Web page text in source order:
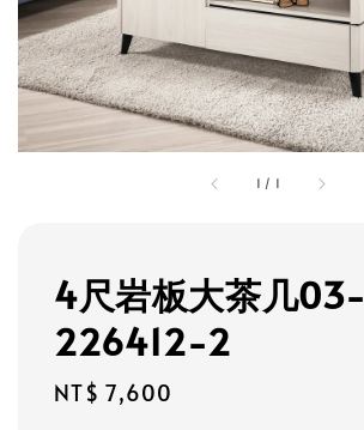
1 / 1
4尺岩板大茶几03-
226412-2
Regular
NT$ 7,600